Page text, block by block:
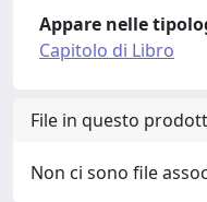
Appare nelle
Capitolo di Libro
File in questo
Non ci sono file